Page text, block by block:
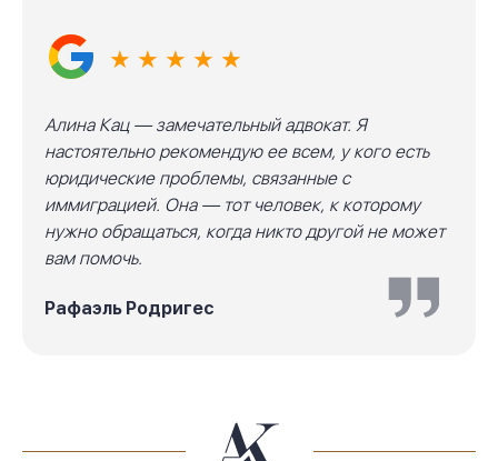
★ ★ ★ ★ ★
Алина Кац — замечательный адвокат. Я
настоятельно рекомендую ее всем, у кого есть
юридические проблемы, связанные с
иммиграцией. Она — тот человек, к которому
нужно обращаться, когда никто другой не может
вам помочь.
Рафаэль Родригес